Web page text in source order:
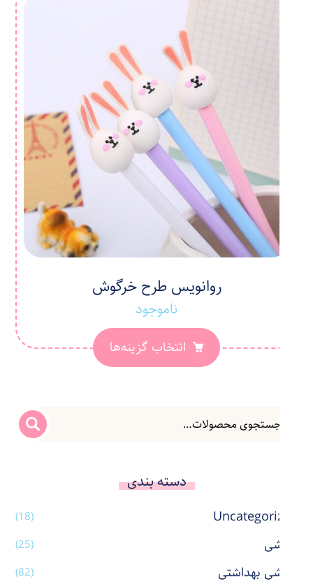
روانویس طرح خرگوش
ناموجود
انتخاب گزینه‌ها
دسته بندی
Uncategorized
(18)
آرایشی (25)
آرایشی بهداشتی (82)